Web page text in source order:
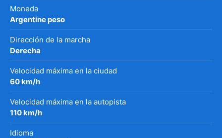
Moneda
Argentine peso
Dirección de la marcha
Derecha
Velocidad máxima en la ciudad
60 km/h
Velocidad máxima en la autopista
110 km/h
Idioma